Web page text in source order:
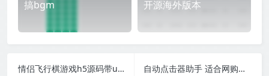
搞bgm
开源海外版本
情侣飞行棋游戏h5源码带uniapp
自动点击器助手 适合网购抢东西